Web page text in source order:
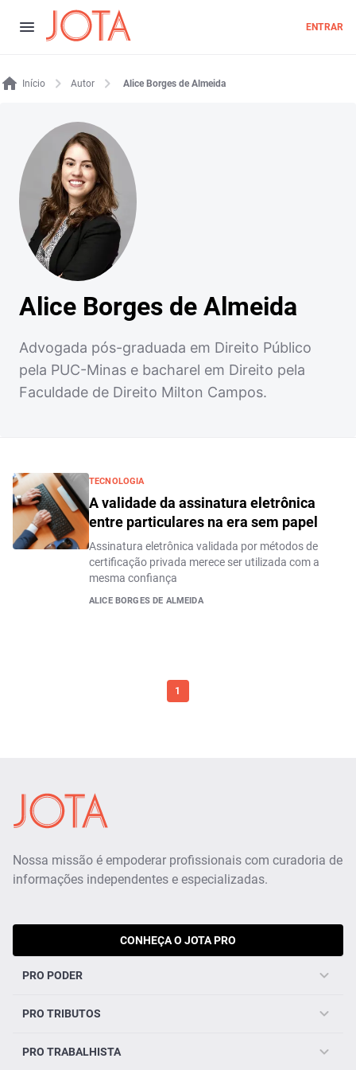
ENTRAR
Início Autor Alice Borges de Almeida
Alice Borges de Almeida
Advogada pós-graduada em Direito Público
pela PUC-Minas e bacharel em Direito pela
Faculdade de Direito Milton Campos.
TECNOLOGIA
A validade da assinatura eletrônica
entre particulares na era sem papel
Assinatura eletrônica validada por métodos de
certificação privada merece ser utilizada com a
mesma confiança
ALICE BORGES DE ALMEIDA
1
Nossa missão é empoderar profissionais com curadoria de
informações independentes e especializadas.
CONHEÇA O JOTA PRO
PRO PODER
PRO TRIBUTOS
PRO TRABALHISTA